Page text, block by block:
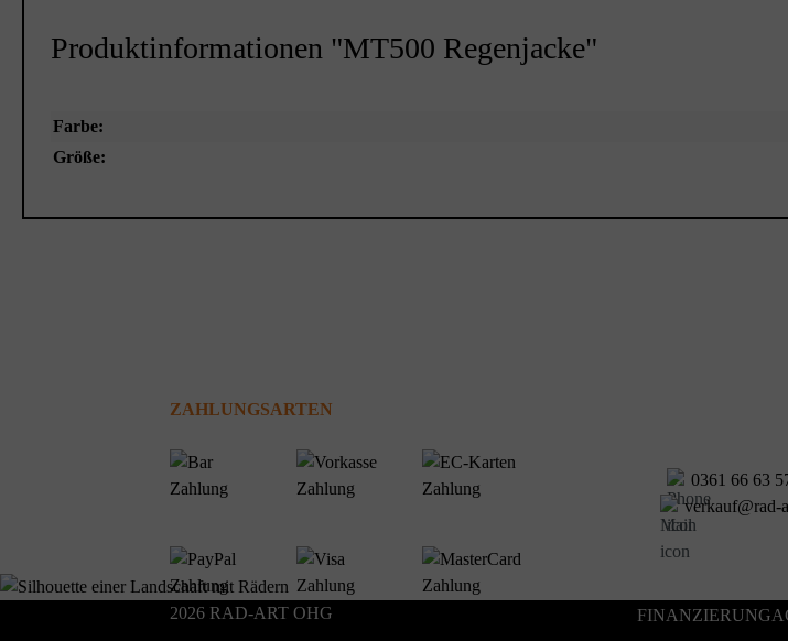
Produktinformationen "MT500 Regenjacke"
Farbe:
Größe:
ZAHLUNGSARTEN
0361 66 63
verkauf@rad-
2026 RAD-ART OHG FINANZIERUNG